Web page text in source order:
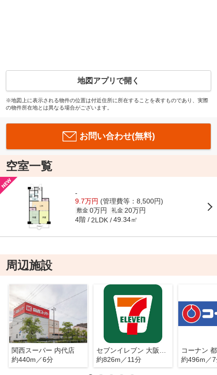
地図アプリで開く
※地図上に表示される物件の位置は付近住所に所在することを表すものであり、実際
の物件所在地とは異なる場合がございます。
お問い合わせ(無料)
空室一覧
-
9.7万円 (管理費等：8,500円)
敷金 0万円 礼金 20万円
4階 2LDK 49.34㎡
周辺施設
関西スーパー 内代店
約440m／6分
約826m／11分
コーナン
約496m／